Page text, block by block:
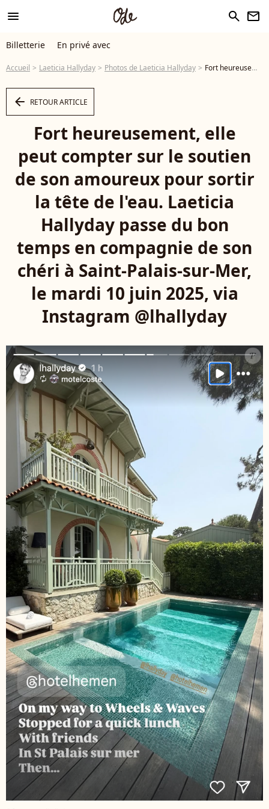
menu search newsletter
Billetterie En privé avec
Accueil Laeticia Hallyday Photos de Laeticia Hallyday Fort heureusement, elle peut compter sur le soutien de son amoureux pour sortir la tête de l'eau. Laeticia Hallyday passe du bon temps en compagnie de son chéri à Saint-Palais-sur-Mer, le mardi 10 juin 2025, via Instagram @lhallyday - Photo
arrow_left RETOUR ARTICLE
Fort heureusement, elle
peut compter sur le soutien
de son amoureux pour sortir
la tête de l'eau. Laeticia
Hallyday passe du bon
temps en compagnie de son
chéri à Saint-Palais-sur-Mer,
le mardi 10 juin 2025, via
Instagram @lhallyday